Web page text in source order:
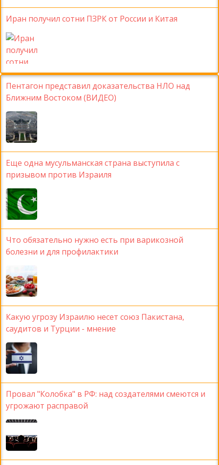
Иран получил сотни ПЗРК от России и Китая
Пентагон представил доказательства НЛО над
Ближним Востоком (ВИДЕО)
Еще одна мусульманская страна выступила с
призывом против Израиля
Что обязательно нужно есть при варикозной
болезни и для профилактики
Какую угрозу Израилю несет союз Пакистана,
саудитов и Турции - мнение
Провал "Колобка" в РФ: над создателями смеются и
угрожают расправой